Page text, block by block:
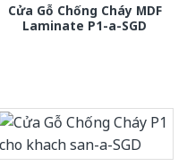
Cửa Gỗ Chống Cháy MDF
Laminate P1-a-SGD